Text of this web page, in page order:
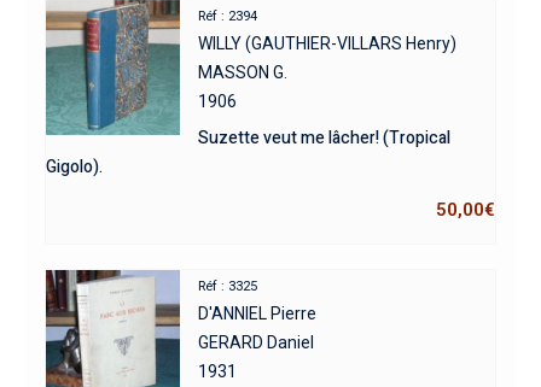
Réf : 2394
WILLY (GAUTHIER-VILLARS Henry)
MASSON G.
1906
Suzette veut me lâcher! (Tropical
Gigolo).
50,00€
Réf : 3325
D'ANNIEL Pierre
GERARD Daniel
1931